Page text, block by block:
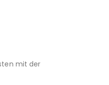
mit der